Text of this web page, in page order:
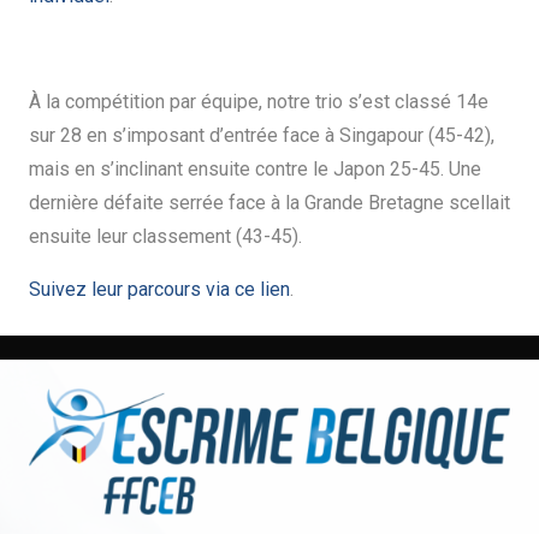
À la compétition par équipe, notre trio s’est classé 14e
sur 28 en s’imposant d’entrée face à Singapour (45-42),
mais en s’inclinant ensuite contre le Japon 25-45. Une
dernière défaite serrée face à la Grande Bretagne scellait
ensuite leur classement (43-45).
Suivez leur parcours via ce lien